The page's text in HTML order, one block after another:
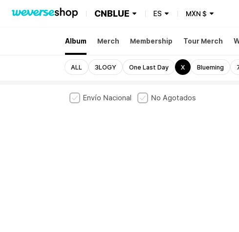
CNBLUE ES MXN $
Album Merch Membership Tour Merch
ALL 3LOGY One Last Day X Blueming
Envío Nacional No Agotados